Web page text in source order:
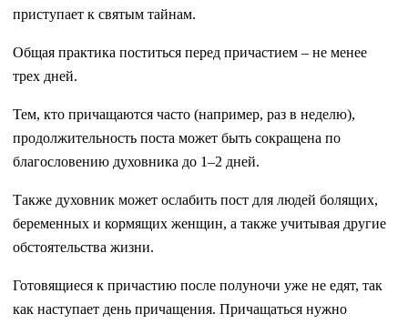
приступает к святым тайнам.
Общая практика поститься перед причастием – не менее
трех дней.
Тем, кто причащаются часто (например, раз в неделю),
продолжительность поста может быть сокращена по
благословению духовника до 1–2 дней.
Также духовник может ослабить пост для людей болящих,
беременных и кормящих женщин, а также учитывая другие
обстоятельства жизни.
Готовящиеся к причастию после полуночи уже не едят, так
как наступает день причащения. Причащаться нужно